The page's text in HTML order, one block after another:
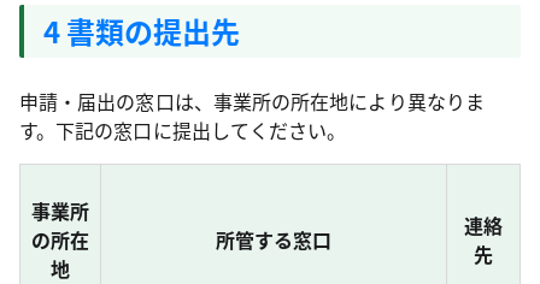
4 書類の提出先
申請・届出の窓口は、事業所の所在地により異なりま
す。下記の窓口に提出してください。
事業所
の所在
地
所管する窓口
連絡
先